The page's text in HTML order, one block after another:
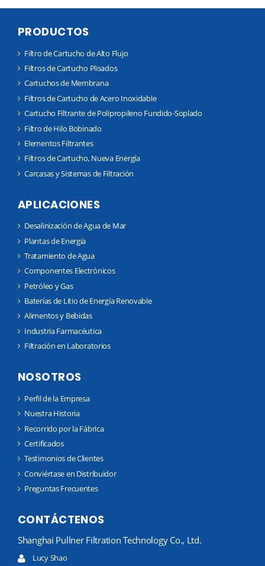
PRODUCTOS
Filtro de Cartucho de Alto Flujo
Filtros de Cartucho Plisados
Cartuchos de Membrana
Filtros de Cartucho de Acero Inoxidable
Cartucho Filtrante de Polipropileno Fundido-Soplado
Filtro de Hilo Bobinado
Elementos Filtrantes
Filtros de Cartucho, Nueva Energía
Carcasas y Sistemas de Filtración
APLICACIONES
Desalinización de Agua de Mar
Plantas de Energía
Tratamiento de Agua
Componentes Electrónicos
Petróleo y Gas
Baterías de Litio de Energía Renovable
Alimentos y Bebidas
Industria Farmacéutica
Filtración en Laboratorios
NOSOTROS
Perfil de la Empresa
Nuestra Historia
Recorrido por la Fábrica
Certificados
Testimonios de Clientes
Conviértase en Distribuidor
Preguntas Frecuentes
CONTÁCTENOS
Shanghai Pullner Filtration Technology Co., Ltd.
Lucy Shao